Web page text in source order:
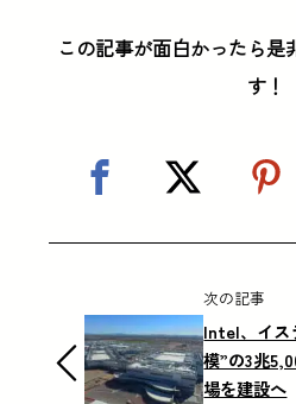
この記事が面白かったら是
す！
次の記事
Intel、イス
模”の3兆
場を建設へ